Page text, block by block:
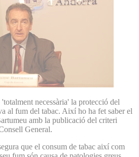
necessària' la protecció del
al fum del tabac. Així ho ha fet saber el
amb la publicació del criteri
General.
que el consum de tabac així com